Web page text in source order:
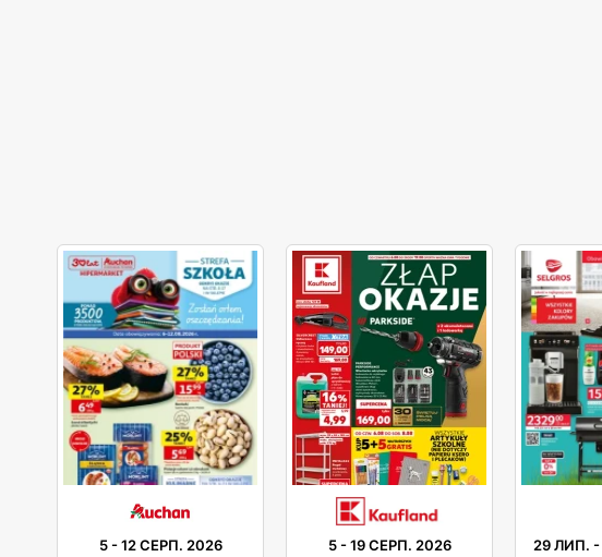
5-12 СЕРП. 2026 5-19 СЕРП. 2026 29 ЛИП. -